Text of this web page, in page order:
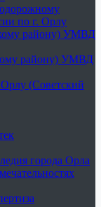
по г. Орлу
району) УМВД
району) УМВД
(Советский
города Орла